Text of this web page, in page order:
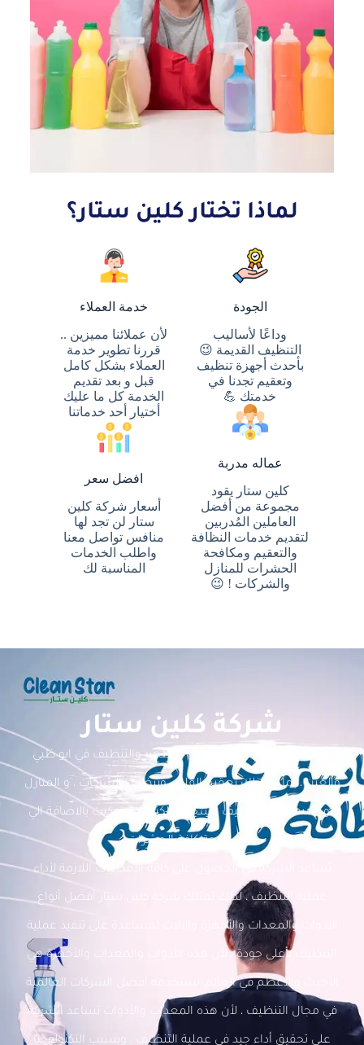
لماذا تختار كلين ستار؟
الجودة
وداعًا لأساليب
التنظيف القديمة 😉
بأحدث أجهزة تنظيف
وتعقيم تجدنا في
خدمتك 💪
عماله مدربة
كلين ستار يقود
مجموعة من أفضل
العاملين المُدربين
لتقديم خدمات النظافة
والتعقيم ومكافحة
الحشرات للمنازل
والشركات ! 😉
خدمة العملاء
لأن عملائنا مميزين ..
قررنا تطوير خدمة
العملاء بشكل كامل
قبل و بعد تقديم
الخدمة كل ما عليك
أختيار أحد خدماتنا
افضل سعر
أسعار شركة كلين
ستار لن تجد لها
منافس تواصل معنا
واطلب الخدمات
المناسبة لك
شركة كلين ستار
متخصصون في جميع أعمال التطهير والتنظيف في ابو ظبي
والعين ، بما في ذلك تعقيم الفلل ، وتنظيف الشركات ، و المنازل
، و المساجد ، و تنظيف السجاد والكنب والموكيت بالاضافة الي
مكافحة كافة الحشرات.
تساعد الشركة في الحصول على كافة الإمكانيات اللازمة لأداء
عملية التنظيف ، لذلك تمتلك شركة كلين ستار أفضل أنواع
الأدوات والمعدات والأجهزة والآلات لمساعدة على تنفيذ عملية
التنظيف بأعلى جودة ، لأن هذه الأدوات والمعدات والأجهزة هي
الأحدث والأعظم في العالم، تستخدمه أفضل الشركات العالمية
في مجال التنظيف ، لأن هذه المعدات والأدوات تساعد الشركة
على تحقيق أداء جيد في عملية التنظيف ، وبسبب التكنولوجيا